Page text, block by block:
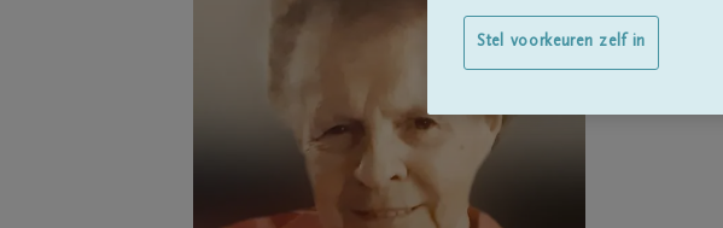
Woonachtig te
Stel voorkeuren zelf in